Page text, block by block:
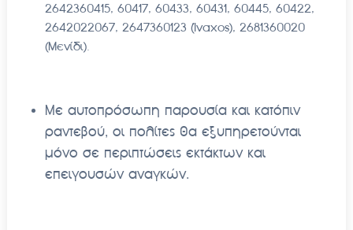
2642360415, 60417, 60433, 60431, 60445, 60422,
2642022067, 2647360123 (Ίναχος), 2681360020
(Μενίδι).
Με αυτοπρόσωπη παρουσία και κατόπιν
ραντεβού, οι πολίτες θα εξυπηρετούνται
μόνο σε περιπτώσεις εκτάκτων και
επειγουσών αναγκών.